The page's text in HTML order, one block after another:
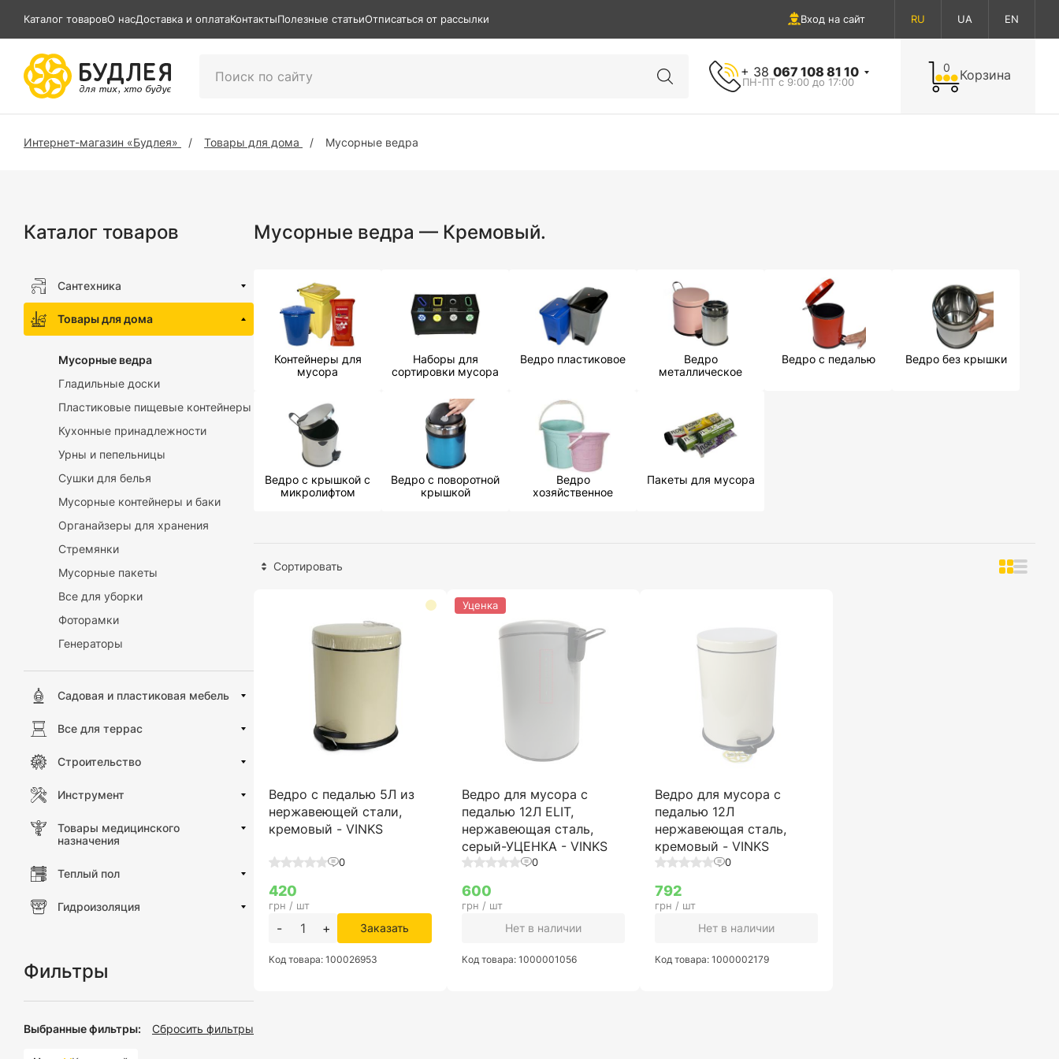
Каталог товаровО насДоставка и оплатаКонтактыПолезные статьиОтписаться от рассылки Вход на сайт RU UA EN
+ 38 067 108 81 10
ПН-ПТ с 9:00 до 17:00
0 Корзина
Интернет-магазин «Будлея» Товары для дома Мусорные ведра
Каталог товаров
Сантехника
Товары для дома
Мусорные ведра
Гладильные доски
Пластиковые пищевые контейнеры
Кухонные принадлежности
Урны и пепельницы
Сушки для белья
Мусорные контейнеры и баки
Органайзеры для хранения
Стремянки
Мусорные пакеты
Все для уборки
Фоторамки
Генераторы
Садовая и пластиковая мебель
Все для террас
Строительство
Инструмент
Товары медицинского
назначения
Теплый пол
Гидроизоляция
Фильтры
Выбранные фильтры: Сбросить фильтры
Мусорные ведра — Кремовый.
Контейнеры для
мусора
Наборы для
сортировки мусора
Ведро пластиковое
Ведро
металлическое
Ведро с педалью Ведро без крышки
Ведро с крышкой с
микролифтом
Ведро с поворотной
крышкой
Ведро
хозяйственное
Пакеты для мусора
Сортировать
Ведро с педалью 5Л из
нержавеющей стали,
кремовый - VINKS
0
420
грн / шт
- + Заказать
Код товара: 100026953
Ведро для мусора с
педалью 12Л ELIT,
нержавеющая сталь,
серый-УЦЕНКА - VINKS
0
Уценка
600
грн / шт
Нет в наличии
Код товара: 1000001056
Ведро для мусора с
педалью 12Л
нержавеющая сталь,
кремовый - VINKS
0
792
грн / шт
Нет в наличии
Код товара: 1000002179